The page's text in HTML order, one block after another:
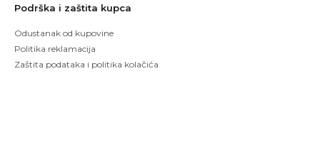
Podrška i zaštita kupca
Odustanak od kupovine
Politika reklamacija
Zaštita podataka i politika kolačića